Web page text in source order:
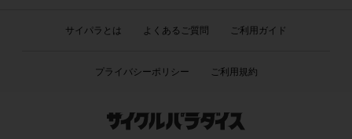
サイパラとは よくあるご質問 ご利用ガイド
プライバシーポリシー ご利用規約